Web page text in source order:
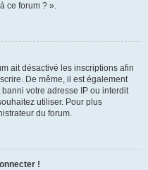
ce forum ? ».
ait désactivé les inscriptions afin
De même, il est également
votre adresse IP ou interdit
utiliser. Pour plus
du forum.
!